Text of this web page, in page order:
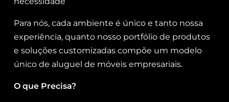
Para nós, cada ambiente é único e tanto nossa
experiência, quanto nosso portfólio de produtos
e soluções customizadas compõe um modelo
único de aluguel de móveis empresariais.
O que Precisa?